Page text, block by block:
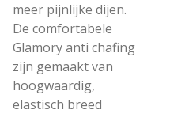
meer pijnlijke dijen.
De comfortabele
Glamory anti chafing
zijn gemaakt van
hoogwaardig,
elastisch breed